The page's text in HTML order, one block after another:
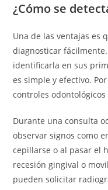
¿Cómo se
Una de las ventajas es
diagnosticar
identificarla en sus
es simple y efectivo.
controles
Durante una consulta
observar signos como
cepillarse o al pasar el
recesión gingival o
pueden solicitar